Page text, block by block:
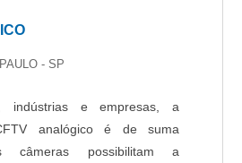
- SP
indústrias e empresas, a
analógico é de suma
câmeras possibilitam a